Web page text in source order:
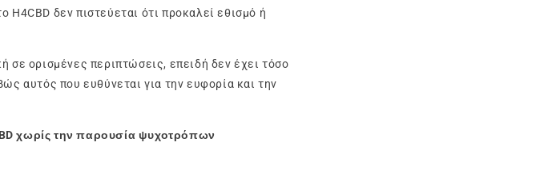
δεν πιστεύεται ότι προκαλεί εθισμό ή
σε ορισμένες περιπτώσεις, επειδή δεν έχει τόσο
αυτός που ευθύνεται για την ευφορία και την
χωρίς την παρουσία ψυχοτρόπων